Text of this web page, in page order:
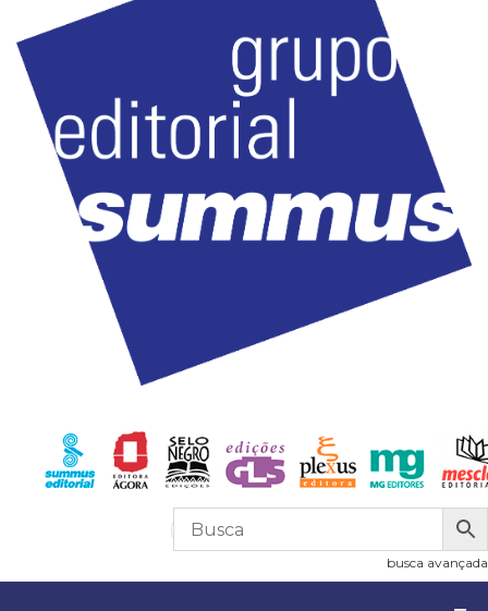
R$0,00
busca avançada